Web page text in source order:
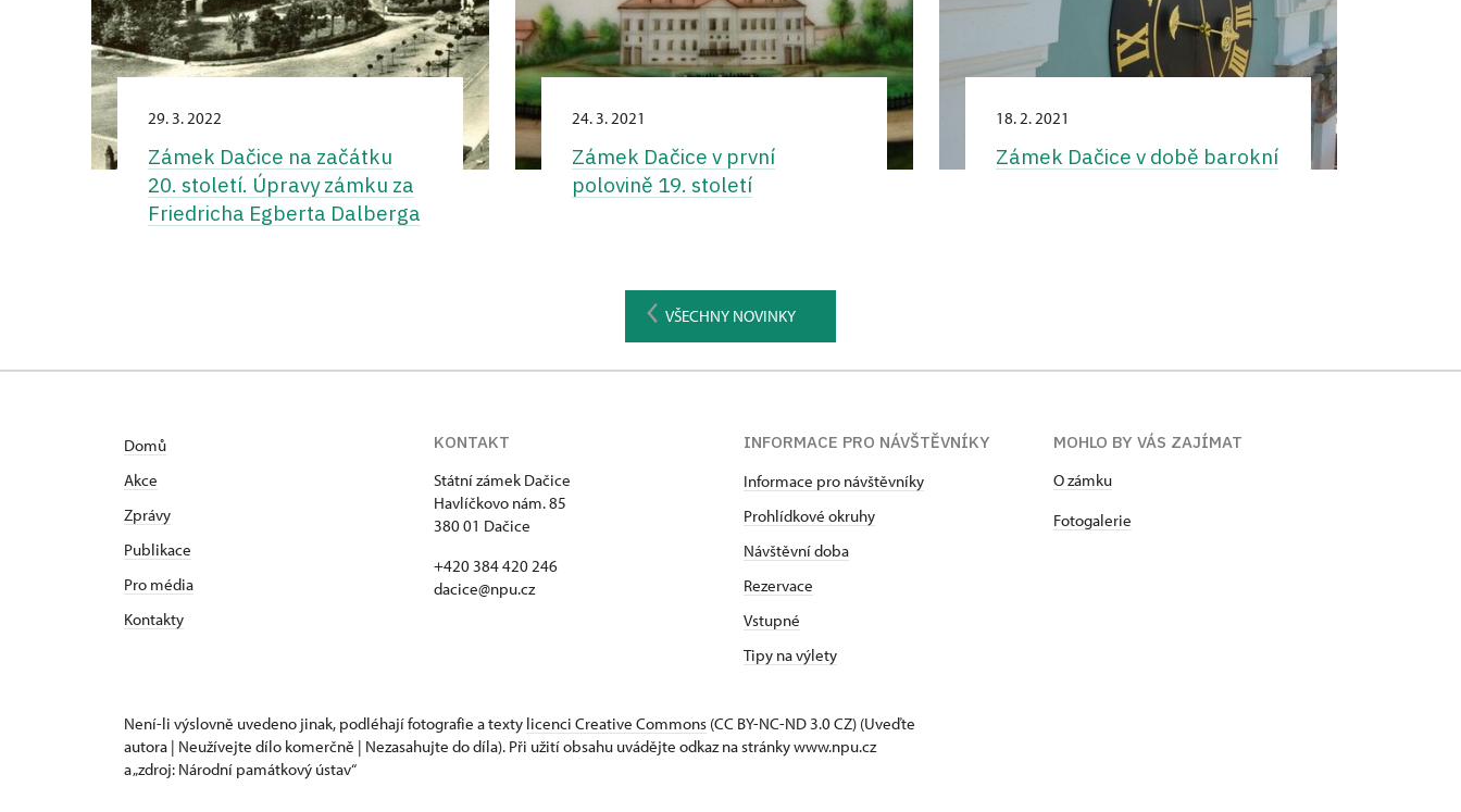
29. 3. 2022
Zámek Dačice na začátku
20. století. Úpravy zámku za
Friedricha Egberta Dalberga
24. 3. 2021
Zámek Dačice v první
polovině 19. století
18. 2. 2021
Zámek Dačice v době barokní
VŠECHNY NOVINKY
Domů
Akce
Zprávy
Publikace
Pro média
Kontakty
KONTAKT
Státní zámek Dačice
Havlíčkovo nám. 85
380 01 Dačice
+420 384 420 246
dacice@npu.cz
INFORMACE PRO NÁVŠTĚVNÍKY
Informace pro návštěvníky
Prohlídkové okruhy
Návštěvní doba
Rezervace
Vstupné
Tipy na výlety
MOHLO BY VÁS ZAJÍMAT
O zámku
Fotogalerie
Není-li výslovně uvedeno jinak, podléhají fotografie a texty licenci Creative Commons (CC BY-NC-ND 3.0 CZ) (Uveďte
autora | Neužívejte dílo komerčně | Nezasahujte do díla). Při užití obsahu uvádějte odkaz na stránky www.npu.cz
a „zdroj: Národní památkový ústav“